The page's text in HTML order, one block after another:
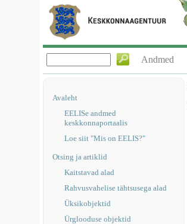
Andmed
Avaleht
EELISe andmed
keskkonnaportaalis
Loe siit "Mis on EELIS?"
Otsing ja artiklid
Kaitstavad alad
Rahvusvahelise tähtsusega alad
Üksikobjektid
Ürglooduse objektid